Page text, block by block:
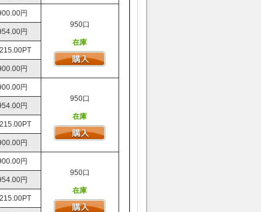
円
950口
在庫
円
円
円
950口
在庫
円
円
円
950口
在庫
円